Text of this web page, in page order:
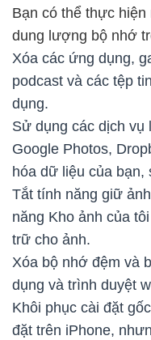
Bạn có thể thực
dung lượng bộ nhớ
Xóa các ứng dụng,
podcast và các tệp
dụng.
Sử dụng các dịch
Google Photos,
hóa dữ liệu của bạn,
Tắt tính năng giữ
năng Kho ảnh của
trữ cho ảnh.
Xóa bộ nhớ đệm và
dụng và trình duyệt
Khôi phục cài đặt
đặt trên iPhone,